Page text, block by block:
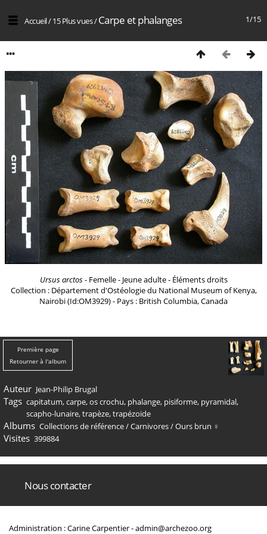
1/15
Accueil/15 Plus vues/Carpe et phalanges
Ursus arctos- Femelle - Jeune adulte - Éléments droits
Collection : Département d'Ostéologie du National Museum of Kenya,
Nairobi (Id:OM3929) - Pays : British Columbia, Canada
Première page
Retourner à l'album
Auteur Jean-Philip Brugal
Tags capitatum,carpe,os crochu, phalange, pisiforme, pyramidal,
scapho-lunaire,trapèze,trapézoïde
Albums Collections de référence/Carnivores/Ours brun ♀
Visites 399884
Nous contacter
Administration : Carine Carpentier -admin@archezoo.org